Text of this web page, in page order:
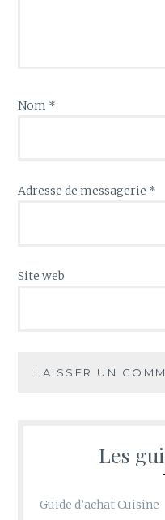
Nom *
Adresse de messagerie *
Site web
Les
Guide d’achat Cuisine